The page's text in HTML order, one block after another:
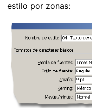
estilo por zonas: